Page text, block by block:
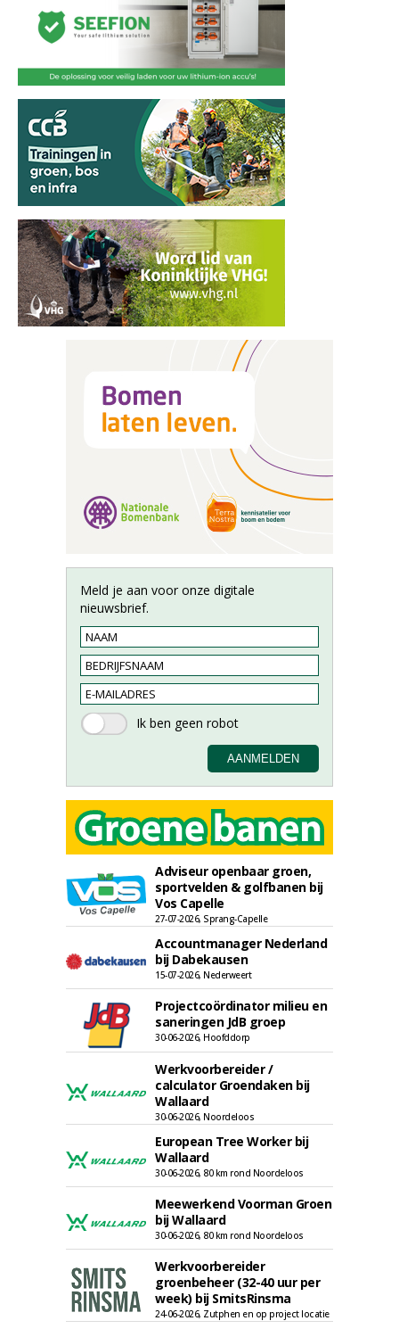
Meld je aan voor onze digitale
nieuwsbrief.
Adviseur openbaar groen,
sportvelden & golfbanen bij
Vos Capelle
27-07-2026, Sprang-Capelle
Accountmanager Nederland
bij Dabekausen
15-07-2026, Nederweert
Projectcoördinator milieu en
saneringen JdB groep
30-06-2026, Hoofddorp
Werkvoorbereider /
calculator Groendaken bij
Wallaard
30-06-2026, Noordeloos
European Tree Worker bij
Wallaard
30-06-2026, 80 km rond Noordeloos
Meewerkend Voorman Groen
bij Wallaard
30-06-2026, 80 km rond Noordeloos
Werkvoorbereider
groenbeheer (32-40 uur per
week) bij SmitsRinsma
24-06-2026, Zutphen en op project locatie